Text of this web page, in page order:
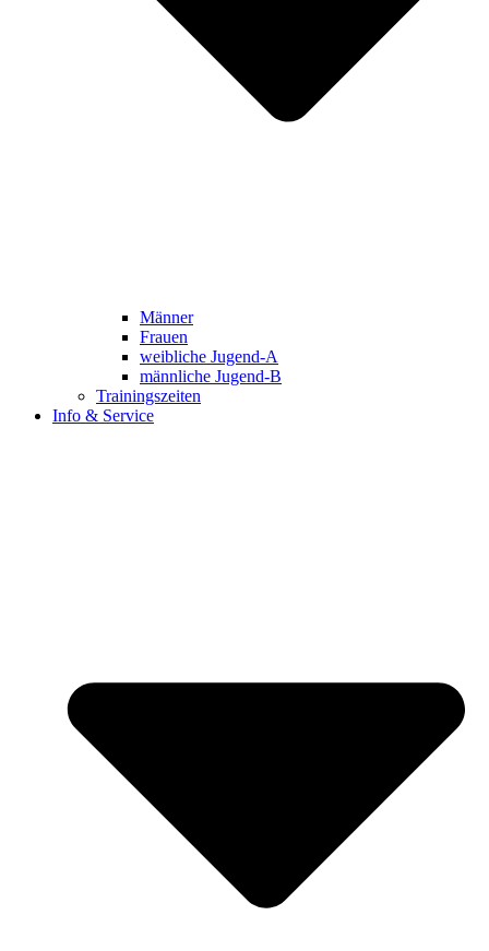
Männer
Frauen
weibliche Jugend-A
männliche Jugend-B
Trainingszeiten
Info & Service